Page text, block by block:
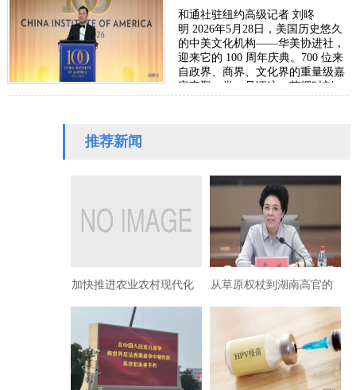
和通社驻纽约高级记者 刘昸
明 2026年5月28日，美国历史悠久
的中美文化机构——华美协进社，
迎来它的 100 周年庆典。700 位来
自政界、商界、文化界的重量级嘉
宾齐聚一堂，见证这一荣耀时刻。
推荐新闻
加快推进农业农村现代化
服务
从草原权杖到湖南高官的